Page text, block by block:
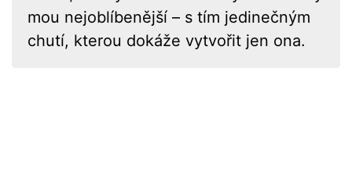
mou nejoblíbenější – s tím jedinečným
chutí, kterou dokáže vytvořit jen ona.